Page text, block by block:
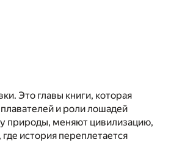
Это главы книги, которая
и роли лошадей
природы, меняют цивилизацию,
история переплетается